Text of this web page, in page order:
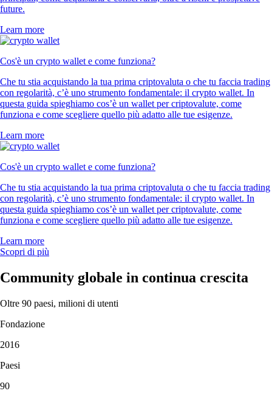
future.
Learn more
Cos'è un crypto wallet e come funziona?
Che tu stia acquistando la tua prima criptovaluta o che tu faccia trading
con regolarità, c’è uno strumento fondamentale: il crypto wallet. In
questa guida spieghiamo cos’è un wallet per criptovalute, come
funziona e come scegliere quello più adatto alle tue esigenze.
Learn more
Cos'è un crypto wallet e come funziona?
Che tu stia acquistando la tua prima criptovaluta o che tu faccia trading
con regolarità, c’è uno strumento fondamentale: il crypto wallet. In
questa guida spieghiamo cos’è un wallet per criptovalute, come
funziona e come scegliere quello più adatto alle tue esigenze.
Learn more
Scopri di più
Community globale in continua crescita
Oltre 90 paesi, milioni di utenti
Fondazione
2016
Paesi
90